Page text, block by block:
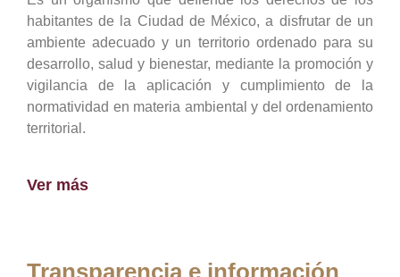
habitantes de la Ciudad de México, a disfrutar de un
ambiente adecuado y un territorio ordenado para su
desarrollo, salud y bienestar, mediante la promoción y
vigilancia de la aplicación y cumplimiento de la
normatividad en materia ambiental y del ordenamiento
territorial.
Ver más
Transparencia e información